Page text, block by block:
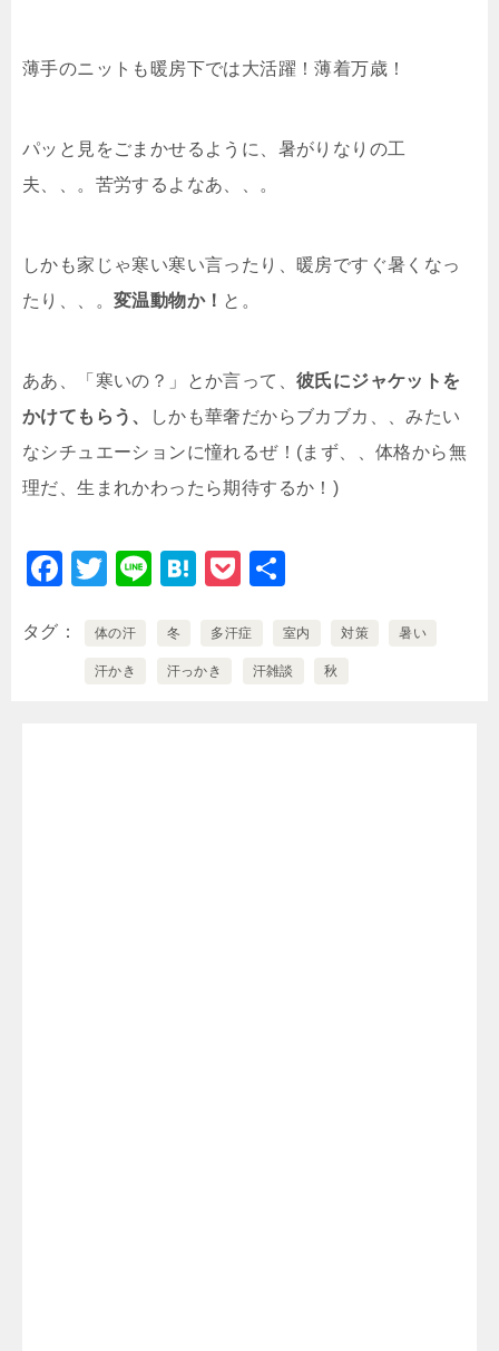
薄手のニットも暖房下では大活躍！薄着万歳！
パッと見をごまかせるように、暑がりなりの工
夫、、。苦労するよなあ、、。
しかも家じゃ寒い寒い言ったり、暖房ですぐ暑くなっ
たり、、。 変温動物か！ と。
ああ、「寒いの？」とか言って、 彼氏にジャケットを
かけてもらう、
しかも華奢だからブカブカ、、みたい
なシチュエーションに憧れるぜ！(まず、、体格から無
理だ、生まれかわったら期待するか！)
F
c
T
tt
er
Li
e
H
e
n
P
c
k
タグ 体の汗 冬 多汗症 室内 対策 暑い
汗かき 汗っかき 汗雑談 秋